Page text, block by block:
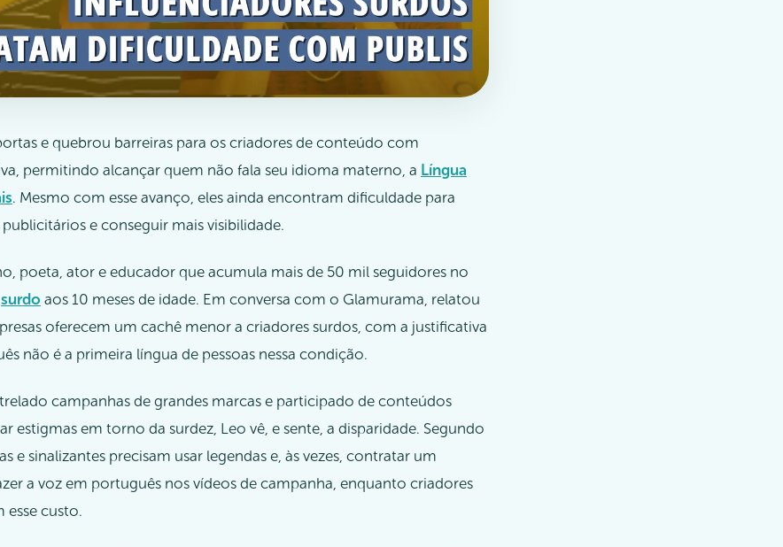
e quebrou barreiras para os criadores de conteúdo com
permitindo alcançar quem não fala seu idioma materno, a Língua
. Mesmo com esse avanço, eles ainda encontram dificuldade para
e conseguir mais visibilidade.
poeta, ator e educador que acumula mais de 50 mil seguidores no
surdo aos 10 meses de idade. Em conversa com o Glamurama, relatou
oferecem um cachê menor a criadores surdos, com a justificativa
não é a primeira língua de pessoas nessa condição.
campanhas de grandes marcas e participado de conteúdos
estigmas em torno da surdez, Leo vê, e sente, a disparidade. Segundo
e sinalizantes precisam usar legendas e, às vezes, contratar um
a voz em português nos vídeos de campanha, enquanto criadores
esse custo.